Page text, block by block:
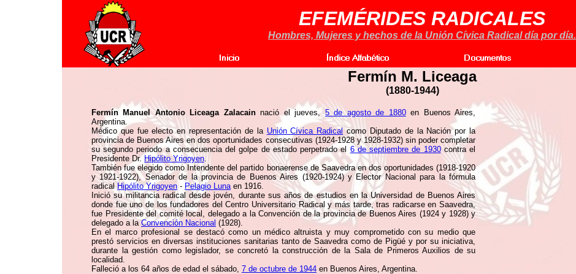
EFEMÉRIDES RADICALES
Hombres, Mujeres y hechos de la Unión Cívica Radical día por día.
Fermín M. Liceaga
(1880-1944)
Fermín Manuel Antonio Liceaga Zalacainnació el jueves,5 de agosto de 1880en Buenos Aires,
Argentina.
Médico que fue electo en representación de la Unión Cívica Radical como Diputado de la Nación por la
provincia de Buenos Aires en dos oportunidades consecutivas (1924-1928 y 1928-1932) sin poder completar
su segundo periodo a consecuencia del golpe de estado perpetrado el 6 de septiembre de 1930contra el
Presidente Dr. Hipólito Yrigoyen.
También fue elegido como Intendente del partido bonaerense de Saavedra en dos oportunidades (1918-1920
y 1921-1922), Senador de la provincia de Buenos Aires (1920-1924) y Elector Nacional para la fórmula
radical Hipólito Yrigoyen - Pelagio Lunaen 1916.
Inició su militancia radical desde jovén, durante sus años de estudios en la Universidad de Buenos Aires
donde fue uno de los fundadores del Centro Universitario Radical y más tarde, tras radicarse en Saavedra,
fue Presidente del comité local, delegado a la Convención de la provincia de Buenos Aires (1924 y 1928) y
delegado a la Convención Nacional (1928).
En el marco profesional se destacó como un médico altruista y muy comprometido con su medio que
prestó servicios en diversas instituciones sanitarias tanto de Saavedra como de Pigüé y por su iniciativa,
durante la gestión como legislador, se concretó la construcción de la Sala de Primeros Auxilios de su
localidad.
Falleció a los 64 años de edad el sábado, 7 de octubre de 1944 en Buenos Aires, Argentina.